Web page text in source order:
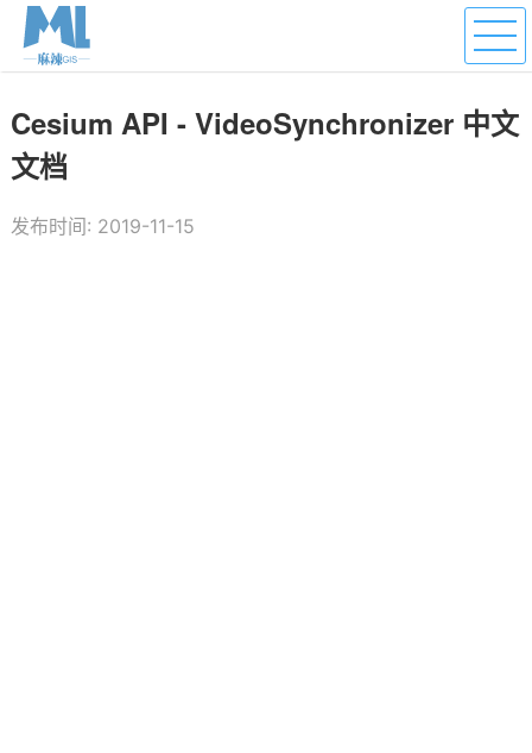
Cesium API - VideoSynchronizer 中文
文档
发布时间: 2019-11-15